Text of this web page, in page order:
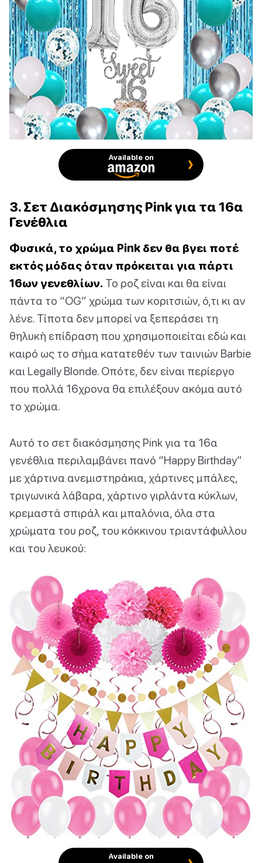
Available on
3. Σετ Διακόσμησης Pink για τα 16α
Γενέθλια
Φυσικά, το χρώμα Pink δεν θα βγει ποτέ
εκτός μόδας όταν πρόκειται για πάρτι
16ων γενεθλίων. Το ροζ είναι και θα είναι
πάντα το “OG” χρώμα των κοριτσιών, ό,τι κι αν
λένε. Τίποτα δεν μπορεί να ξεπεράσει τη
θηλυκή επίδραση που χρησιμοποιείται εδώ και
καιρό ως το σήμα κατατεθέν των ταινιών Barbie
και Legally Blonde. Οπότε, δεν είναι περίεργο
που πολλά 16χρονα θα επιλέξουν ακόμα αυτό
το χρώμα.
Αυτό το σετ διακόσμησης Pink για τα 16α
γενέθλια περιλαμβάνει πανό “Happy Birthday”
με χάρτινα ανεμιστηράκια, χάρτινες μπάλες,
τριγωνικά λάβαρα, χάρτινο γιρλάντα κύκλων,
κρεμαστά σπιράλ και μπαλόνια, όλα στα
χρώματα του ροζ, του κόκκινου τριαντάφυλλου
και του λευκού:
Available on